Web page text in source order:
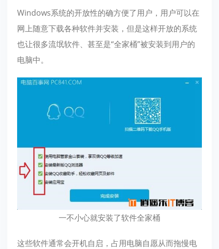
Windows系统的开放性的确方便了用户，用户可以在
网上随意下载各种软件并安装，但是这样开放的系统
也让很多流氓软件、甚至是“全家桶”被安装到用户的
电脑中。
一不小心就安装了软件全家桶
这些软件通常会开机自启，占用电脑自愿从而拖慢电